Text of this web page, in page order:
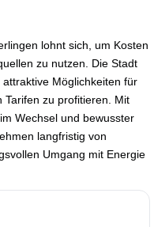
lohnt sich, um Kosten
zu nutzen. Die Stadt
Möglichkeiten für
Tarifen zu profitieren. Mit
Wechsel und bewusster
langfristig von
Umgang mit Energie